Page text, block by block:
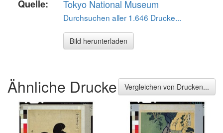
Quelle:
Tokyo National Museum
Durchsuchen aller 1.646 Drucke...
Bild herunterladen
Ähnliche Drucke Vergleichen von Drucken...